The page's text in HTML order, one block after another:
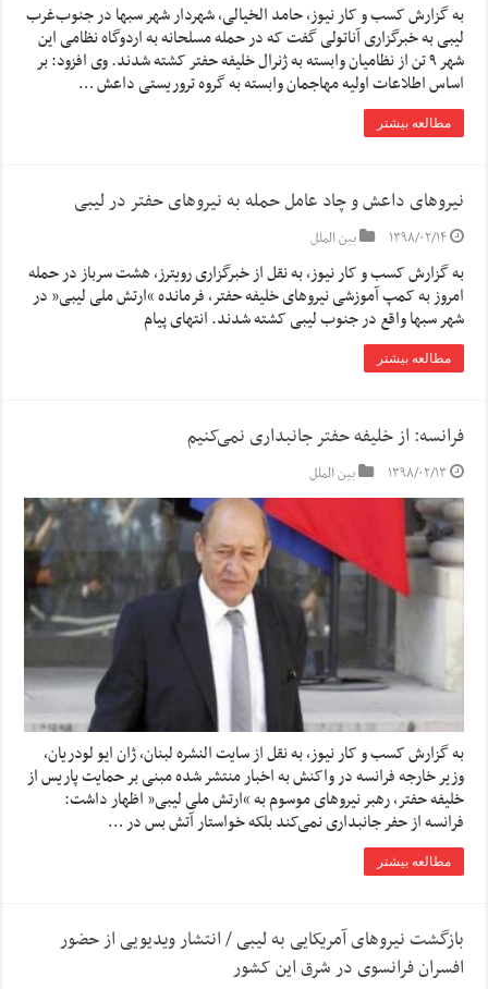
به گزارش کسب و کار نیوز، حامد الخیالی، شهردار شهر سبها در جنوب‌غرب
لیبی به خبرگزاری آناتولی گفت که در حمله مسلحانه به اردوگاه نظامی این
شهر ۹ تن از نظامیان وابسته به ژنرال خلیفه حفتر کشته شدند. وی افزود: بر
اساس اطلاعات اولیه مهاجمان وابسته به گروه تروریستی داعش …
مطالعه بیشتر
نیروهای داعش و چاد عامل حمله به نیروهای حفتر در لیبی
۱۳۹۸/۰۲/۱۴ بین الملل
به گزارش کسب و کار نیوز، به نقل از خبرگزاری رویترز، هشت سرباز در حمله
امروز به کمپ آموزشی نیروهای خلیفه حفتر،‌ فرمانده “ارتش ملی لیبی” در
شهر سبها واقع در جنوب لیبی کشته شدند. انتهای پیام
مطالعه بیشتر
فرانسه: از خلیفه حفتر جانبداری نمی‌کنیم
۱۳۹۸/۰۲/۱۳ بین الملل
به گزارش کسب و کار نیوز، به نقل از سایت النشره لبنان، ژان ایو لودریان،
وزیر خارجه فرانسه در واکنش به اخبار منتشر شده مبنی بر حمایت پاریس از
خلیفه حفتر، رهبر نیروهای موسوم به “ارتش ملی لیبی” اظهار داشت:
فرانسه از حفر جانبداری نمی‌کند بلکه خواستار آتش بس در …
مطالعه بیشتر
بازگشت نیروهای آمریکایی به لیبی / انتشار ویدیویی از حضور
افسران فرانسوی در شرق این کشور